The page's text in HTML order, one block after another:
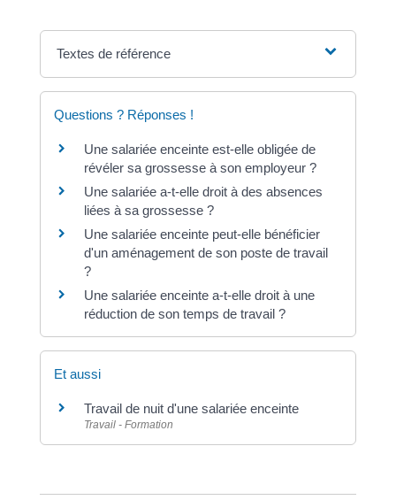
Textes de référence
Questions ? Réponses !
Une salariée enceinte est-elle obligée de
révéler sa grossesse à son employeur ?
Une salariée a-t-elle droit à des absences
liées à sa grossesse ?
Une salariée enceinte peut-elle bénéficier
d'un aménagement de son poste de travail
?
Une salariée enceinte a-t-elle droit à une
réduction de son temps de travail ?
Et aussi
Travail de nuit d'une salariée enceinte
Travail - Formation